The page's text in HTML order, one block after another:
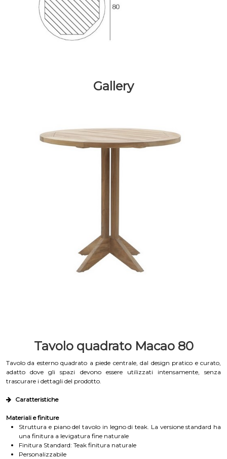
Gallery
Tavolo quadrato Macao 80
Tavolo da esterno quadrato a piede centrale, dal design pratico e curato,
adatto dove gli spazi devono essere utilizzati intensamente, senza
trascurare i dettagli del prodotto.
Caratteristiche
Materiali e finiture
Struttura e piano del tavolo in legno di teak. La versione standard ha
una finitura a levigatura fine naturale
Finitura Standard: Teak finitura naturale
Personalizzabile